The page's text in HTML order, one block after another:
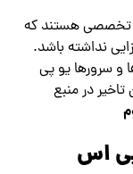
تخصصی هستند که
نداشته باشد.
و سرورها یو پی
در منبع
پی اس